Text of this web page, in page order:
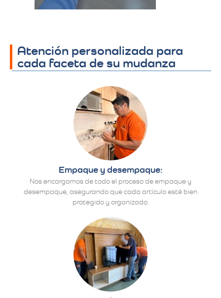
Atención personalizada para
cada faceta de su mudanza
Empaque y desempaque:
Nos encargamos de todo el proceso de empaque y
desempaque, asegurando que cada artículo esté bien
protegido y organizado.